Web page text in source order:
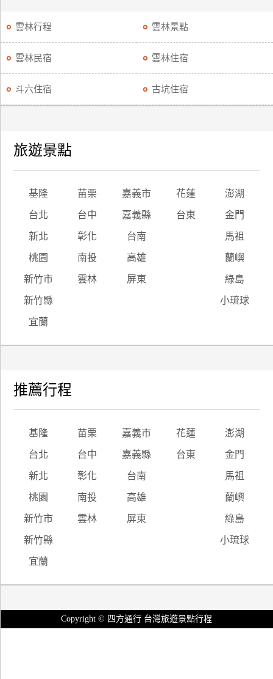
雲林行程 雲林景點
雲林民宿 雲林住宿
斗六住宿 古坑住宿
旅遊景點
基隆 苗栗 嘉義市 花蓮 澎湖
台北 台中 嘉義縣 台東 金門
新北 彰化 台南 馬祖
桃園 南投 高雄 蘭嶼
新竹市 雲林 屏東 綠島
新竹縣 小琉球
宜蘭
推薦行程
基隆 苗栗 嘉義市 花蓮 澎湖
台北 台中 嘉義縣 台東 金門
新北 彰化 台南 馬祖
桃園 南投 高雄 蘭嶼
新竹市 雲林 屏東 綠島
新竹縣 小琉球
宜蘭
Copyright © 四方通行 台灣旅遊景點行程